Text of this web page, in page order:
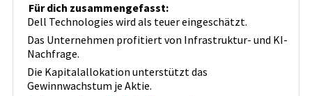
Für dich zusammengefasst:
Dell Technologies wird als teuer eingeschätzt.
Das Unternehmen profitiert von Infrastruktur- und KI-
Nachfrage.
Die Kapitalallokation unterstützt das
Gewinnwachstum je Aktie.